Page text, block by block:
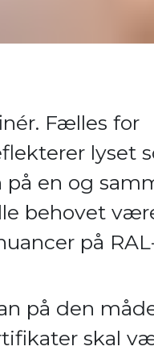
Fælles for
lyset
en og
behovet
på
på den
skal